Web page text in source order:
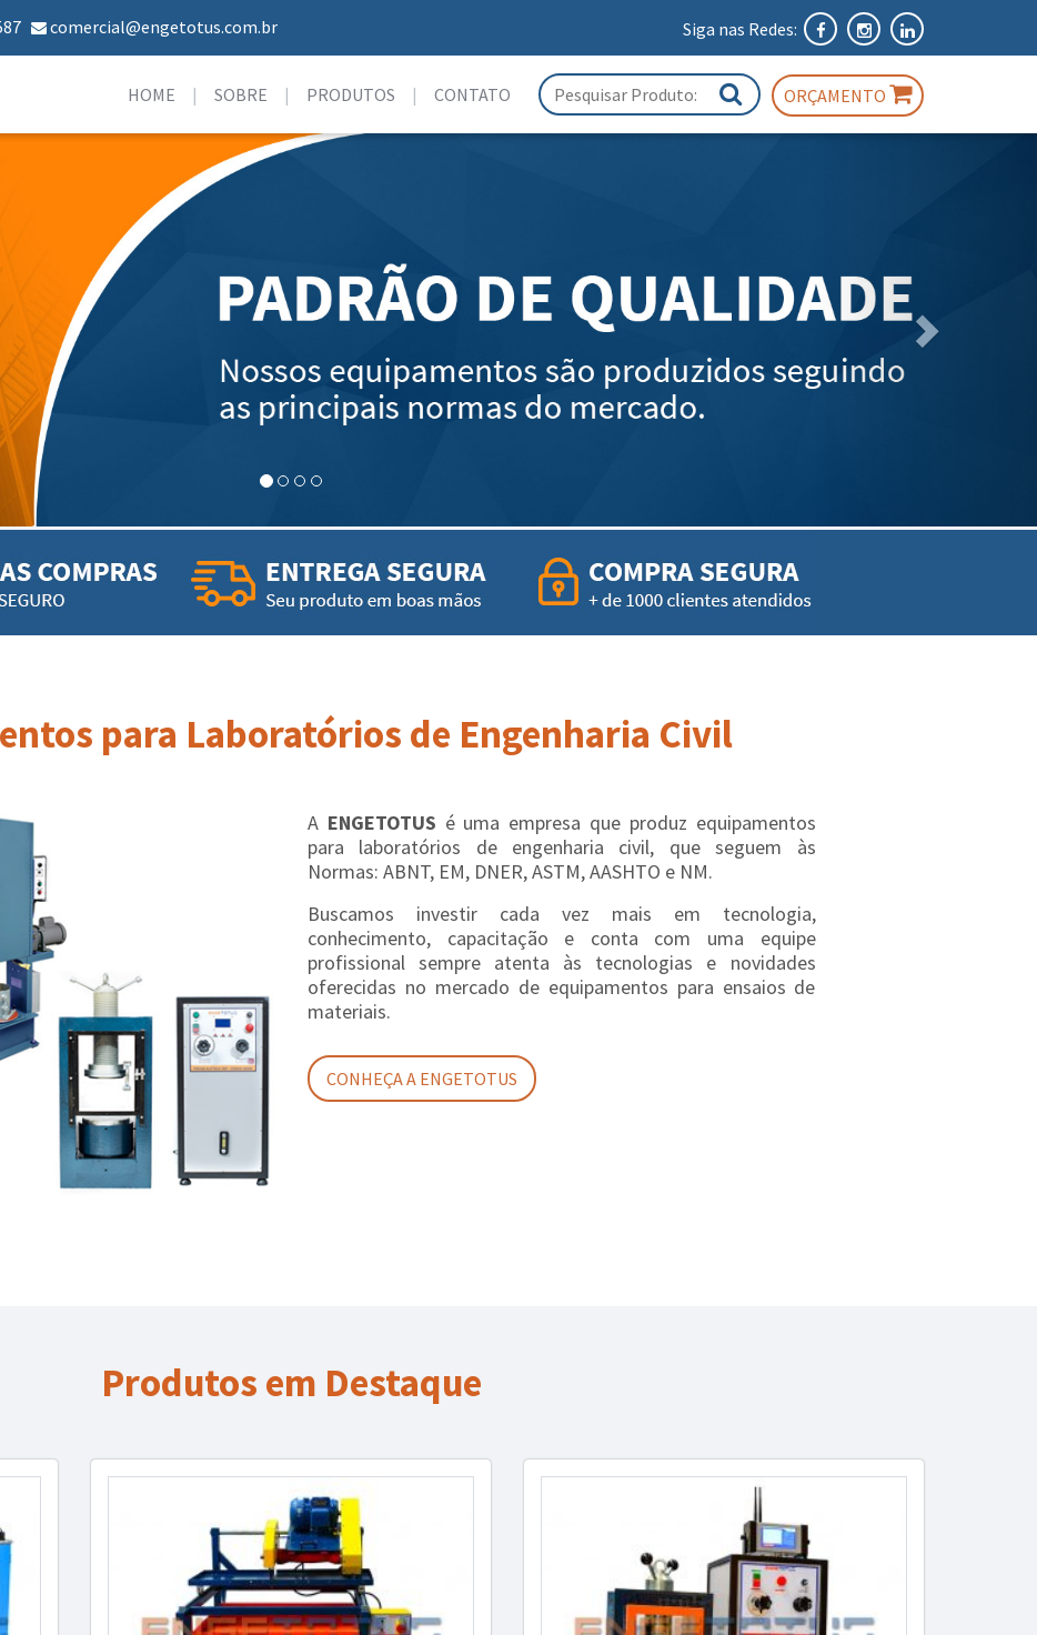
comercial@engetotus.com.br Siga nas Redes:
HOME SOBRE PRODUTOS CONTATO ORÇAMENTO
para Laboratórios de Engenharia Civil
A ENGETOTUS é uma empresa que produz equipamentos
para laboratórios de engenharia civil, que seguem às
Normas: ABNT, EM, DNER, ASTM, AASHTO e NM.
Buscamos investir cada vez mais em tecnologia,
conhecimento, capacitação e conta com uma equipe
profissional sempre atenta às tecnologias e novidades
oferecidas no mercado de equipamentos para ensaios de
materiais.
CONHEÇA A ENGETOTUS
Produtos em Destaque